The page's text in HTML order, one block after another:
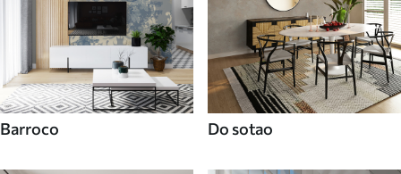
Barroco Do sotao